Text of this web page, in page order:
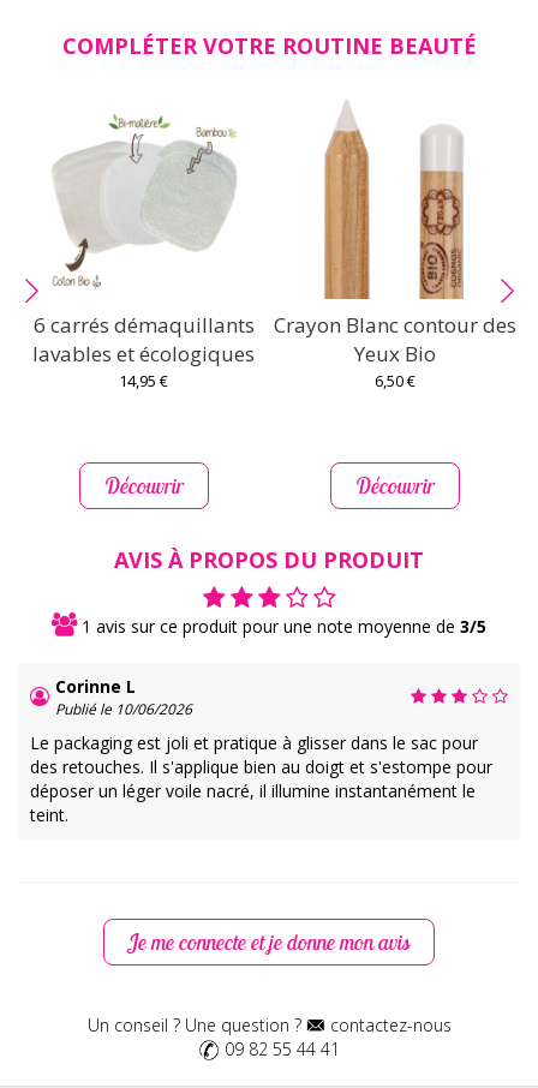
COMPLÉTER VOTRE ROUTINE BEAUTÉ
6 carrés démaquillants
lavables et écologiques
14,95 €
Découvrir
Crayon Blanc contour des
Yeux Bio
6,50 €
Découvrir
AVIS À PROPOS DU PRODUIT
1 avis sur ce produit pour une note moyenne de 3/5
Corinne L
Publié le 10/06/2026
Le packaging est joli et pratique à glisser dans le sac pour
des retouches. Il s'applique bien au doigt et s'estompe pour
déposer un léger voile nacré, il illumine instantanément le
teint.
Je me connecte et je donne mon avis
Un conseil ? Une question ?
contactez-nous
09 82 55 44 41